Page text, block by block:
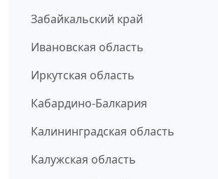
Забайкальский край
Ивановская область
Иркутская область
Кабардино-Балкария
Калининградская область
Калужская область